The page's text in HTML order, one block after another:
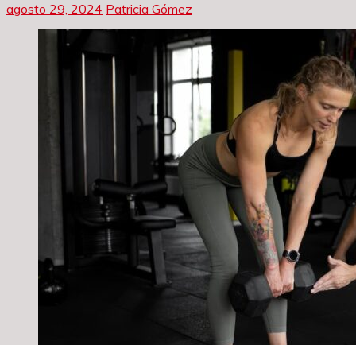
agosto 29, 2024 Patricia Gómez